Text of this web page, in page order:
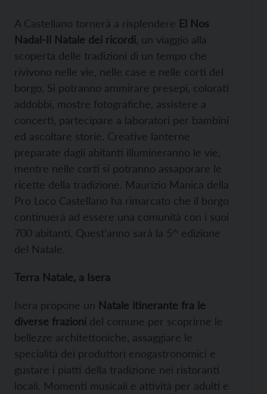
A Castellano tornerà a risplendere El Nos
Nadal-Il Natale dei ricordi , un viaggio alla
scoperta delle tradizioni di un tempo che
rivivono nelle vie, nelle case e nelle corti del
borgo. Si potranno ammirare presepi, colorati
addobbi, mostre fotografiche, assistere a
concerti, partecipare a laboratori per bambini
ed ascoltare storie. Creative lanterne
preparate dagli abitanti illumineranno le vie,
mentre nelle corti si potranno assaporare le
ricette della tradizione. Maurizio Manica della
Pro Loco Castellano ha rimarcato che il borgo
continuerà ad essere una comunità con i suoi
700 abitanti. Quest’anno sarà la 5^ edizione
del Natale.
Terra Natale, a Isera
Isera propone un Natale itinerante fra le
diverse frazioni del comune per scoprirne le
bellezze architettoniche, assaggiare le
specialità dei produttori enogastronomici e
gustare i piatti della tradizione nei ristoranti
locali. Momenti musicali e attività per adulti e